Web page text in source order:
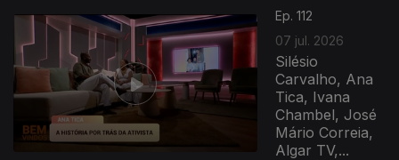
Ep. 112
07 jul. 2026
Silésio
Carvalho, Ana
Tica, Ivana
Chambel, José
Mário Correia,
Algar TV,...